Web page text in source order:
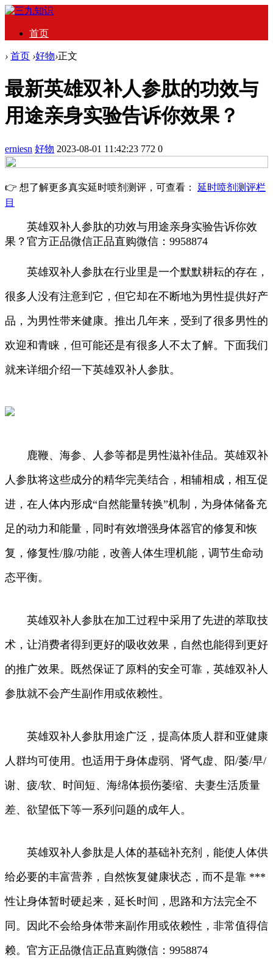
首页
› 首页 ›好物›正文
最新英雄双补人参肽的功效与
用途亲身实验告诉你效果？
erniesn 好物 2023-08-01 11:42:23 772 0
👉 想了解更多真实延时喷剂测评，可查看： 延时喷剂测评栏
目
英雄双补人参肽的功效与用途亲身实验告诉你效
果？官方正品微信正品直购微信：9958874
英雄双补人参肽在行业里是一个默默耕耘的存在，
很多人没有注意到它，但它却在不断地为男性提供好产
品，为男性带来健康。推出几年来，受到了很多男性的
欢迎和青睐，但可能还是有很多人不太了解。下面我们
就来详细介绍一下英雄双补人参肽。
鹿鞭、海参、人参等都是男性滋补佳品。英雄双补
人参肽将这些成分的精华完美结合，相辅相成，相互促
进，在人体内形成“自然能量转换”机制，为身体储备充
足的动力和能量，同时有效增强身体器官的修复和恢
复，修复性/腺/功能，改善人体生理机能，调节生命动
态平衡。
英雄双补人参肽在加工过程中采用了先进的萃取技
术，让消费者得到更好的吸收效果，自然也能得到更好
的推广效果。既然保证了原料的安全可靠，英雄双补人
参肽就不会产生副作用或依赖性。
英雄双补人参肽用途广泛，提高体质人群和亚健康
人群均可使用。也适用于身体虚弱、肾气虚、阳/萎/早/
谢、疲/软、时间短、海绵体损伤萎缩、夫妻生活质量
差、欲望低下等一系列问题的成年人。
英雄双补人参肽是人体的基础补充剂，能使人体供
给必要的丰富营养，自然恢复健康状态，而不是靠 ***
性让身体暂时硬起来，延长时间，思路和方法完全不
同。因此不会给身体带来副作用或依赖性，非常值得信
赖。官方正品微信正品直购微信：9958874